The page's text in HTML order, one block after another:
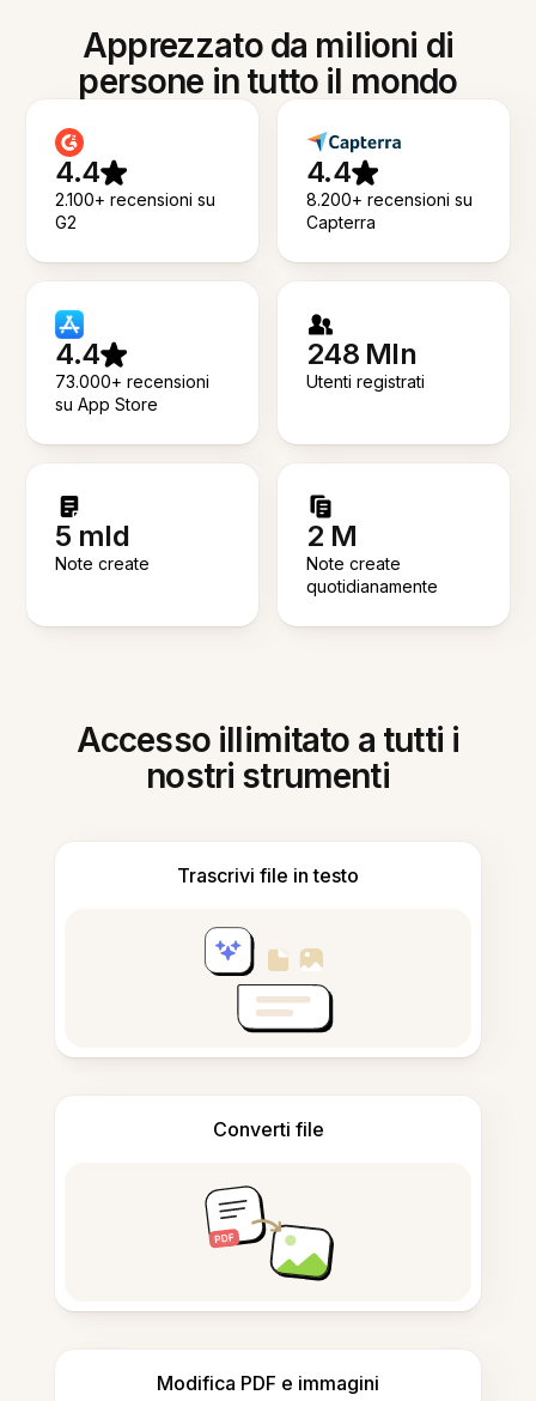
Apprezzato da milioni di
persone in tutto il mondo
4.4
2.100+ recensioni su
G2
4.4
8.200+ recensioni su
Capterra
4.4
73.000+ recensioni
su App Store
248 Mln
Utenti registrati
5 mld
Note create
2 M
Note create
quotidianamente
Accesso illimitato a tutti i
nostri strumenti
Trascrivi file in testo
Converti file
Modifica PDF e immagini